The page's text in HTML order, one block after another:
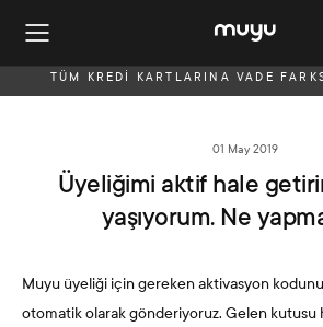
TÜM KREDİ KARTLARINA VADE
01 May 2019
Üyeliğimi aktif hale
yaşıyorum. Ne
Muyu üyeliği için gereken aktivasyon
otomatik olarak gönderiyoruz. Gelen kutusu